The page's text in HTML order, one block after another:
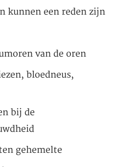
kunnen een reden zijn
van de oren
bloedneus,
bij de
gehemelte